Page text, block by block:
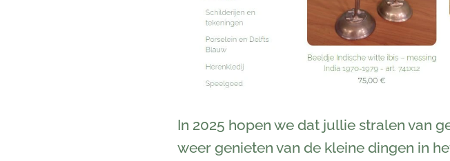
In 2025 hopen we dat jullie stralen van
weer genieten van de kleine dingen in